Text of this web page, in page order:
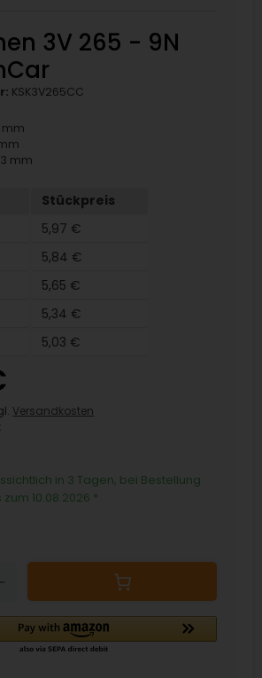
3V 265 - 9N
KSK3V265CC
mm
mm
Stückpreis
5,97 €
5,84 €
5,65 €
5,34 €
5,03 €
Versandkosten
in 3 Tagen, bei Bestellung
10.08.2026 *